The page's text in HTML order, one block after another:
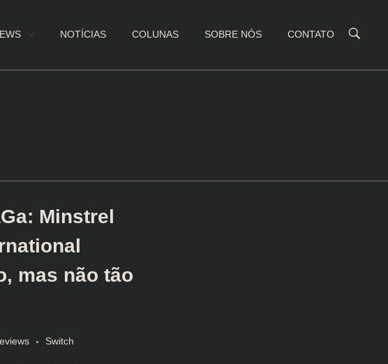
NOTÍCIAS COLUNAS SOBRE NÓS CONTATO
Minstrel
mas não tão
Switch